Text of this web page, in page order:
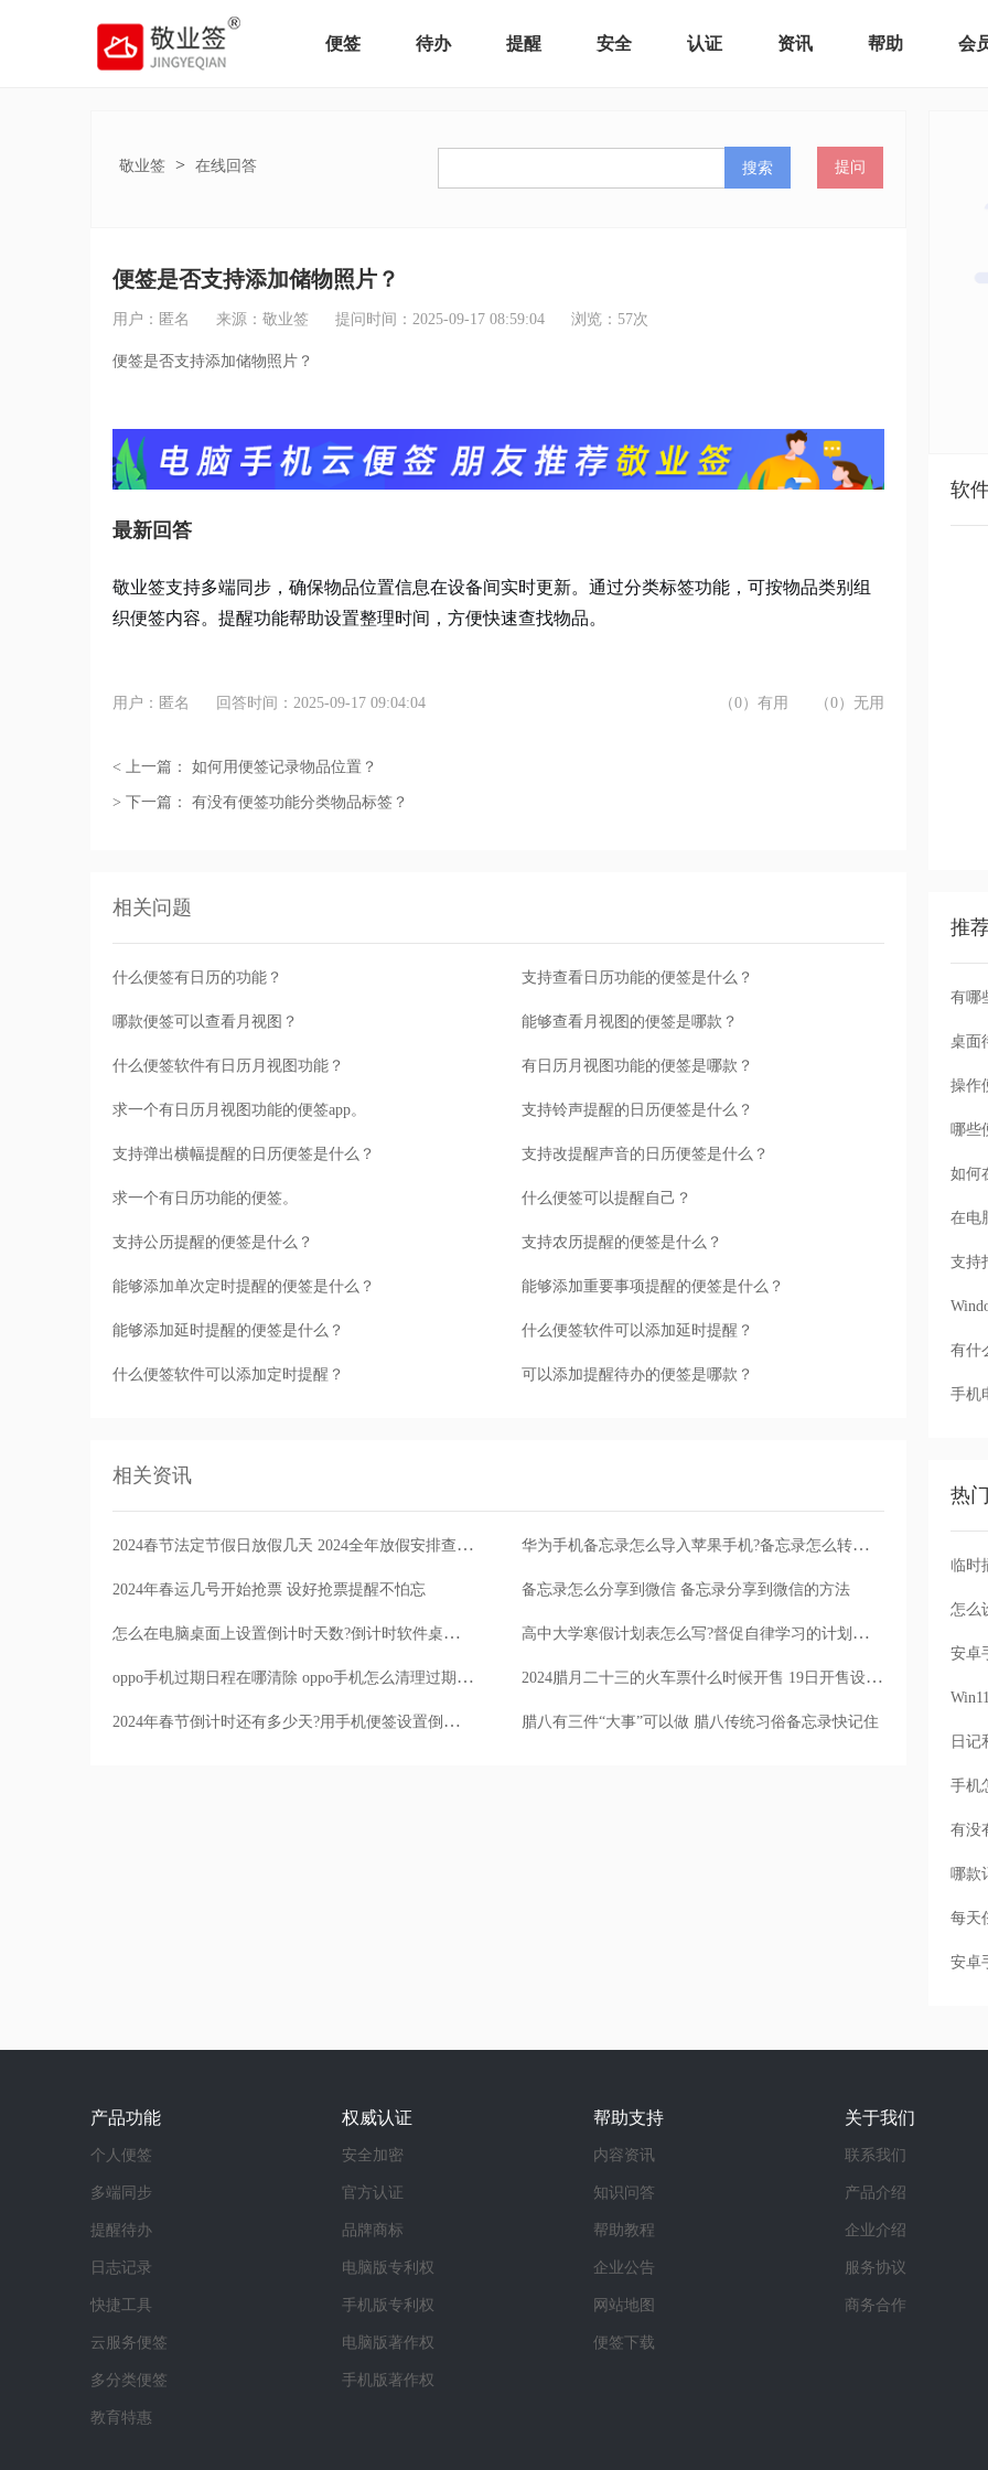
便签 待办 提醒 安全 认证 资讯 帮助 会
敬业签 > 在线回答 搜索 提问
便签是否支持添加储物照片？
用户：匿名 来源：敬业签 提问时间：2025-09-17 08:59:04 浏览： 57次
便签是否支持添加储物照片？
最新回答
敬业签支持多端同步，确保物品位置信息在设备间实时更新。通过分类标签功能，可按物品类别组
织便签内容。提醒功能帮助设置整理时间，方便快速查找物品。
用户：匿名 回答时间：2025-09-17 09:04:04 （0）有用 （0）无用
< 上一篇： 如何用便签记录物品位置？
> 下一篇： 有没有便签功能分类物品标签？
相关问题
什么便签有日历的功能？ 支持查看日历功能的便签是什么？
哪款便签可以查看月视图？ 能够查看月视图的便签是哪款？
什么便签软件有日历月视图功能？ 有日历月视图功能的便签是哪款？
求一个有日历月视图功能的便签app。 支持铃声提醒的日历便签是什么？
支持弹出横幅提醒的日历便签是什么？ 支持改提醒声音的日历便签是什么？
求一个有日历功能的便签。 什么便签可以提醒自己？
支持公历提醒的便签是什么？ 支持农历提醒的便签是什么？
能够添加单次定时提醒的便签是什么？ 能够添加重要事项提醒的便签是什么？
能够添加延时提醒的便签是什么？ 什么便签软件可以添加延时提醒？
什么便签软件可以添加定时提醒？ 可以添加提醒待办的便签是哪款？
相关资讯
2024春节法定节假日放假几天 2024全年放假安排查看日历备忘录 华为手机备忘录怎么导入苹果手机?备忘录怎么转移到苹果手机?
2024年春运几号开始抢票 设好抢票提醒不怕忘 备忘录怎么分享到微信 备忘录分享到微信的方法
怎么在电脑桌面上设置倒计时天数?倒计时软件桌面显示方法 高中大学寒假计划表怎么写?督促自律学习的计划清单APP
oppo手机过期日程在哪清除 oppo手机怎么清理过期日程 2024腊月二十三的火车票什么时候开售 19日开售设好提醒不怕忘
2024年春节倒计时还有多少天?用手机便签设置倒计时天数方法 腊八有三件“大事”可以做 腊八传统习俗备忘录快记住
软
推
有哪
桌面
操作
哪些
如何
在电
支持
有什
手机
热
怎么
手机
每天
安卓
产品功能
个人便签
多端同步
提醒待办
日志记录
快捷工具
云服务便签
多分类便签
教育特惠
权威认证
安全加密
官方认证
品牌商标
电脑版专利权
手机版专利权
电脑版著作权
手机版著作权
帮助支持
内容资讯
知识问答
帮助教程
企业公告
网站地图
便签下载
关于我们
联系我们
产品介绍
企业介绍
服务协议
商务合作